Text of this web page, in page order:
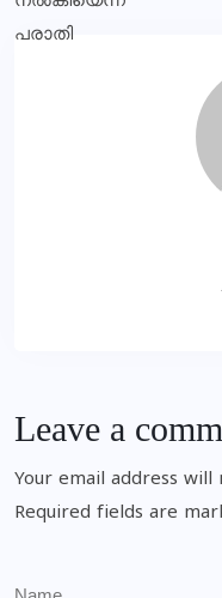
Leave a
Your email address will
Required fields are